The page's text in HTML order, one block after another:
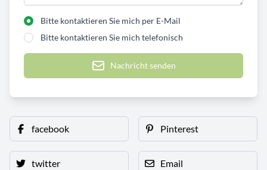
Bitte kontaktieren Sie mich per E-Mail
Bitte kontaktieren Sie mich telefonisch
Nachricht senden
facebook Pinterest
twitter Email